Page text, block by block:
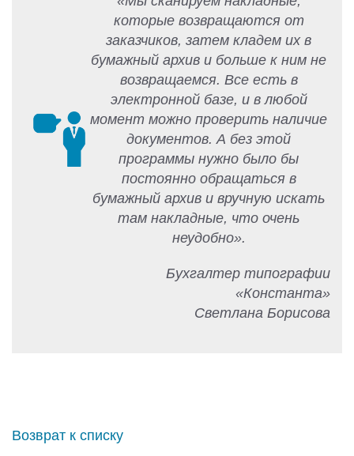
которые возвращаются от
заказчиков, затем кладем их в
бумажный архив и больше к ним не
возвращаемся. Все есть в
электронной базе, и в любой
момент можно проверить наличие
документов. А без этой
программы нужно было бы
постоянно обращаться в
бумажный архив и вручную искать
там накладные, что очень
неудобно».
Бухгалтер типографии
«Константа»
Светлана Борисова
Возврат к списку